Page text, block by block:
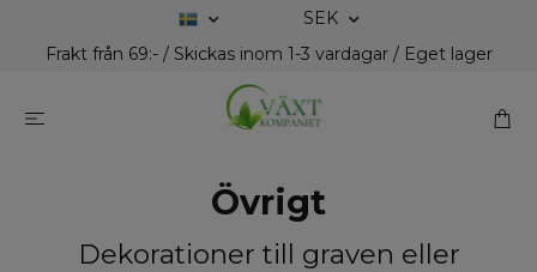
SEK
Frakt från 69:- / Skickas inom 1-3 vardagar / Eget lager
Övrigt
Dekorationer till graven eller